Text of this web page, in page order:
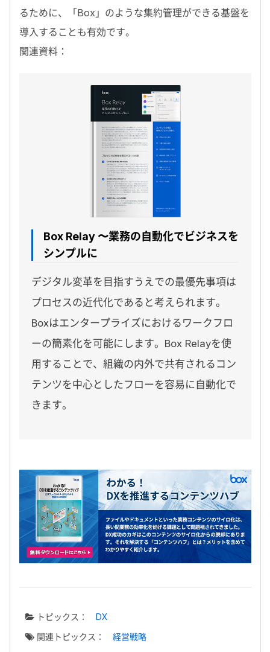
るために、「Box」のような集約管理ができる基盤を
導入することも有効です。
関連資料：
Box Relay 〜業務の自動化でビジネスを
シンプルに
デジタル変革を目指すうえでの最優先事項は
プロセスの近代化であると考えられます。
Boxはエンタープライズにおけるワークフロ
ーの簡素化を可能にします。Box Relayを使
用することで、組織の内外で共有されるコン
テンツを中心としたフローを容易に自動化で
きます。
トピックス：
DX
関連トピックス：
経営戦略